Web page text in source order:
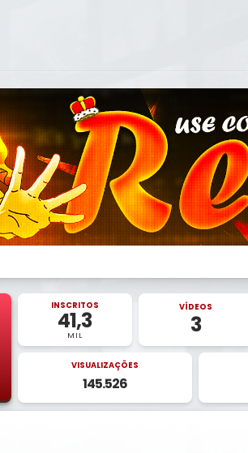
INSCRITOS
41,3
MIL
VÍDEOS
3
VISUALIZAÇÕES
145.526